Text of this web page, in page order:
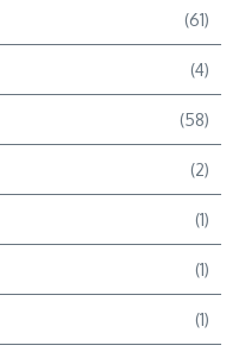
(61)
(4)
(58)
(2)
(1)
(1)
(1)